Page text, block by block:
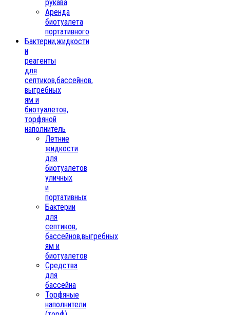
рукава
Аренда
биотуалета
портативного
Бактерии,жидкости
и
реагенты
для
септиков,бассейнов,
выгребных
ям и
биотуалетов,
торфяной
наполнитель
Летние
жидкости
для
биотуалетов
уличных
и
портативных
Бактерии
для
септиков,
бассейнов,выгребных
ям и
биотуалетов
Средства
для
бассейна
Торфяные
наполнители